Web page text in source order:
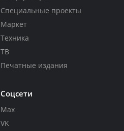
Специальные проекты
Маркет
Техника
ТВ
Печатные издания
Соцсети
Max
VK